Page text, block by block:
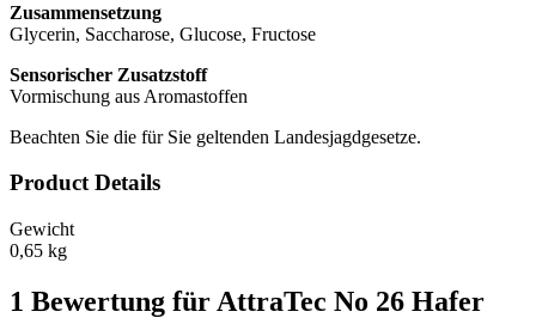
Zusammensetzung
Glycerin, Saccharose, Glucose, Fructose
Sensorischer Zusatzstoff
Vormischung aus Aromastoffen
Beachten Sie die für Sie geltenden Landesjagdgesetze.
Product Details
Gewicht
0,65 kg
1 Bewertung für AttraTec No 26 Hafer